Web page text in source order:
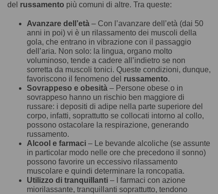
del russamento più comuni di altre. Tra queste:
Avanzare dell’età – Con l’avanzare dell’età (dai 50
anni in poi) vi è un rilassamento dei muscoli della
gola, che entrano in vibrazione con il passaggio
dell’aria. Non solo: la lingua, organo molto
voluminoso, tende a cadere all’indietro se non
sorretta da muscoli tonici. Queste condizioni, dunque,
favoriscono il fenomeno del russamento.
Sovrappeso e obesità – Persone obese o in
sovrappeso hanno un rischio ben maggiore di
russare: i depositi di adipe nella parte superiore del
corpo, infatti, soprattutto se collocati intorno al collo,
possono ostacolare la respirazione, generando
russamento.
Alcool e farmaci – Le bevande alcoliche (se assunte
in particolar modo nelle ore che precedono il sonno)
possono favorire un eccessivo rilassamento
muscolare e quindi determinare la roncopatia.
Utilizzo di tranquillanti – I farmaci con azione
miorilassante, tranquillanti soprattutto, tendono